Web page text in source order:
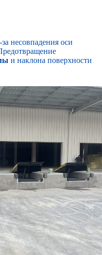
несовпадения оси
и наклона поверхности